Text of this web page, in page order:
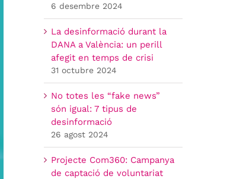
6 desembre 2024
La desinformació durant la
DANA a València: un perill
afegit en temps de crisi
31 octubre 2024
No totes les “fake news”
són igual: 7 tipus de
desinformació
26 agost 2024
Projecte Com360: Campanya
de captació de voluntariat